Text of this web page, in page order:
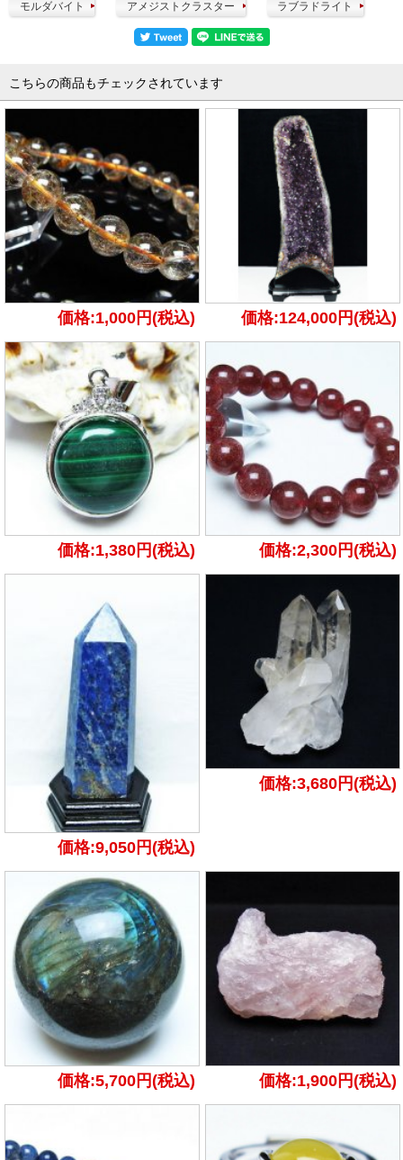
モルダバイト アメジストクラスター ラブラドライト
こちらの商品もチェックされています
価格:1,000円(税込) 価格:124,000円(税込)
価格:1,380円(税込) 価格:2,300円(税込)
価格:9,050円(税込)
価格:3,680円(税込)
価格:5,700円(税込) 価格:1,900円(税込)